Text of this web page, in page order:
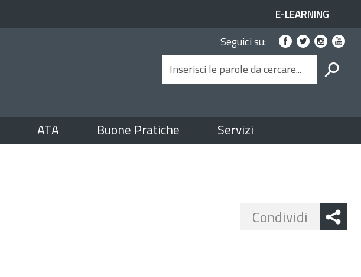
ACCESSO
AI
SERVIZI
SPID
E-LEARNING
social
Seguici su:
ATA Buone Pratiche Servizi
Condividi